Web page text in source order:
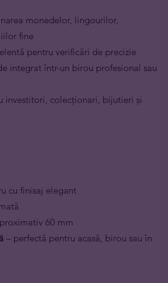
monedelor, lingourilor,
fine
pentru verificări de precizie
integrat într-un birou profesional sau
investitori, colecționari, bijutieri și
cu finisaj elegant
60 mm
– perfectă pentru acasă, birou sau în